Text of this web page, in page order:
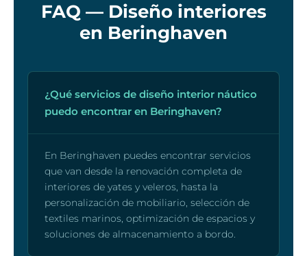
FAQ — Diseño interiores
en Beringhaven
¿Qué servicios de diseño interior náutico
puedo encontrar en Beringhaven?
En Beringhaven puedes encontrar servicios
que van desde la renovación completa de
interiores de yates y veleros, hasta la
personalización de mobiliario, selección de
textiles marinos, optimización de espacios y
soluciones de almacenamiento a bordo.